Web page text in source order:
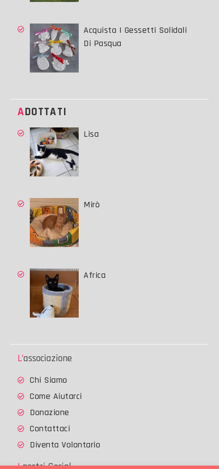
Acquista I Gessetti Solidali
Di Pasqua
ADOTTATI
Lisa
Mirò
Africa
L’associazione
Chi Siamo
Come Aiutarci
Donazione
Contattaci
Diventa Volontario